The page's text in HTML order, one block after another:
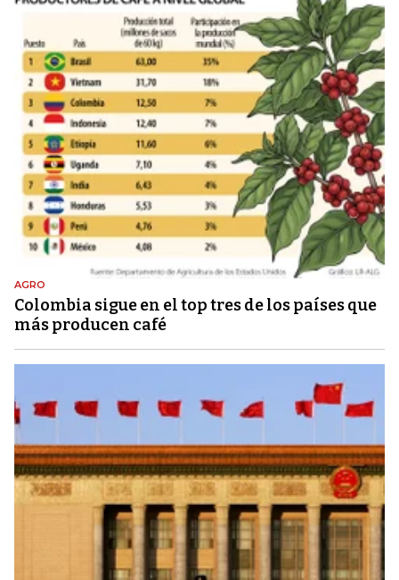
AGRO
Colombia sigue en el top tres de los países que
más producen café